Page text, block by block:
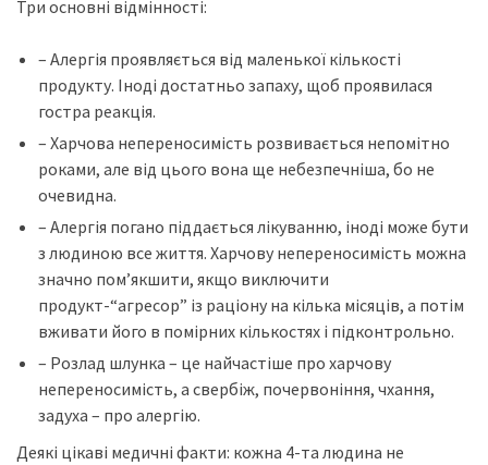
Три основні відмінності:
– Алергія проявляється від маленької кількості
продукту. Іноді достатньо запаху, щоб проявилася
гостра реакція.
– Харчова непереносимість розвивається непомітно
роками, але від цього вона ще небезпечніша, бо не
очевидна.
– Алергія погано піддається лікуванню, іноді може бути
з людиною все життя. Харчову непереносимість можна
значно пом’якшити, якщо виключити
продукт-“агресор” із раціону на кілька місяців, а потім
вживати його в помірних кількостях і підконтрольно.
– Розлад шлунка – це найчастіше про харчову
непереносимість, а свербіж, почервоніння, чхання,
задуха – про алергію.
Деякі цікаві медичні факти: кожна 4-та людина не